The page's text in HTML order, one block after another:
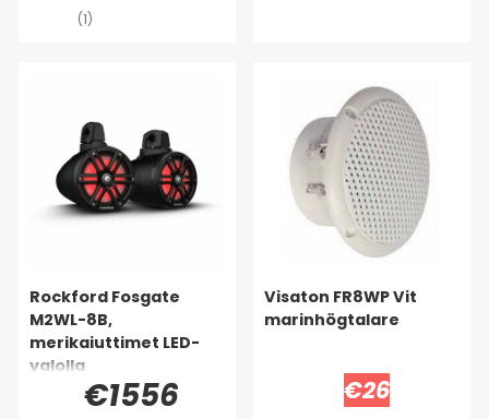
(1)
Rockford Fosgate
M2WL-8B,
merikaiuttimet LED-
valolla
€1556
Visaton FR8WP Vit
marinhögtalare
€26